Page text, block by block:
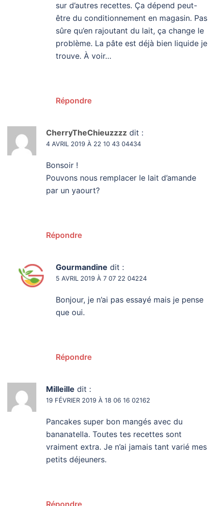
sur d’autres recettes. Ça dépend peut-
être du conditionnement en magasin. Pas
sûre qu’en rajoutant du lait, ça change le
problème. La pâte est déjà bien liquide je
trouve. À voir…
Répondre
CherryTheChieuzzzz dit :
4 AVRIL 2019 À 22 10 43 04434
Bonsoir !
Pouvons nous remplacer le lait d’amande
par un yaourt?
Répondre
Gourmandine dit :
5 AVRIL 2019 À 7 07 22 04224
Bonjour, je n’ai pas essayé mais je pense
que oui.
Répondre
Milleille dit :
19 FÉVRIER 2019 À 18 06 16 02162
Pancakes super bon mangés avec du
bananatella. Toutes tes recettes sont
vraiment extra. Je n’ai jamais tant varié mes
petits déjeuners.